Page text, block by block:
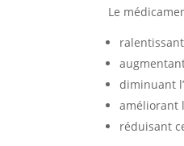
Le
diminuant
améliorant
réduisant